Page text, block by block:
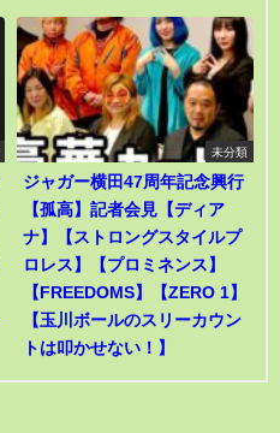
未分類
ジャガー横田47周年記念興行
【孤高】記者会見【ディア
ナ】【ストロングスタイルプ
ロレス】【プロミネンス】
【FREEDOMS】【ZERO 1】
【玉川ボールのスリーカウン
トは叩かせない！】